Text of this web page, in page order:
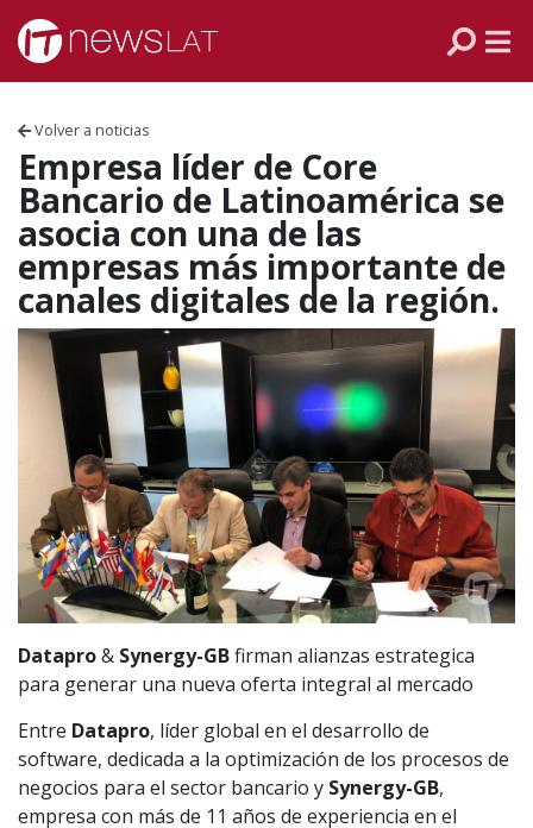
Skip to content
Volver a noticias
Empresa líder de Core
Bancario de Latinoamérica se
asocia con una de las
empresas más importante de
canales digitales de la región.
Datapro& Synergy-GBfirman alianzas estrategica
para generar una nueva oferta integral al mercado
Entre Datapro, líder global en el desarrollo de
software, dedicada a la optimización de los procesos de
negocios para el sector bancario y Synergy-GB,
empresa con más de 11 años de experiencia en el
VENEZUELA
ECUADOR
PERÚ
CHILE
ARGENTINA
MÉXICO